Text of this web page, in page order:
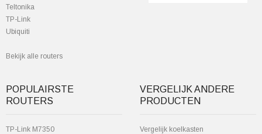
Teltonika
TP-Link
Ubiquiti
Bekijk alle routers
POPULAIRSTE
ROUTERS
TP-Link M7350
VERGELIJK ANDERE
PRODUCTEN
Vergelijk koelkasten